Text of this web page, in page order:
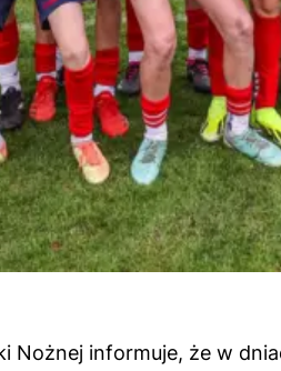
Nożnej informuje, że w